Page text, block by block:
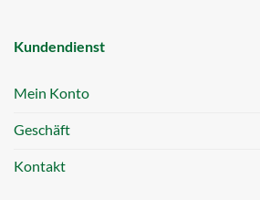
Kundendienst
Mein Konto
Geschäft
Kontakt